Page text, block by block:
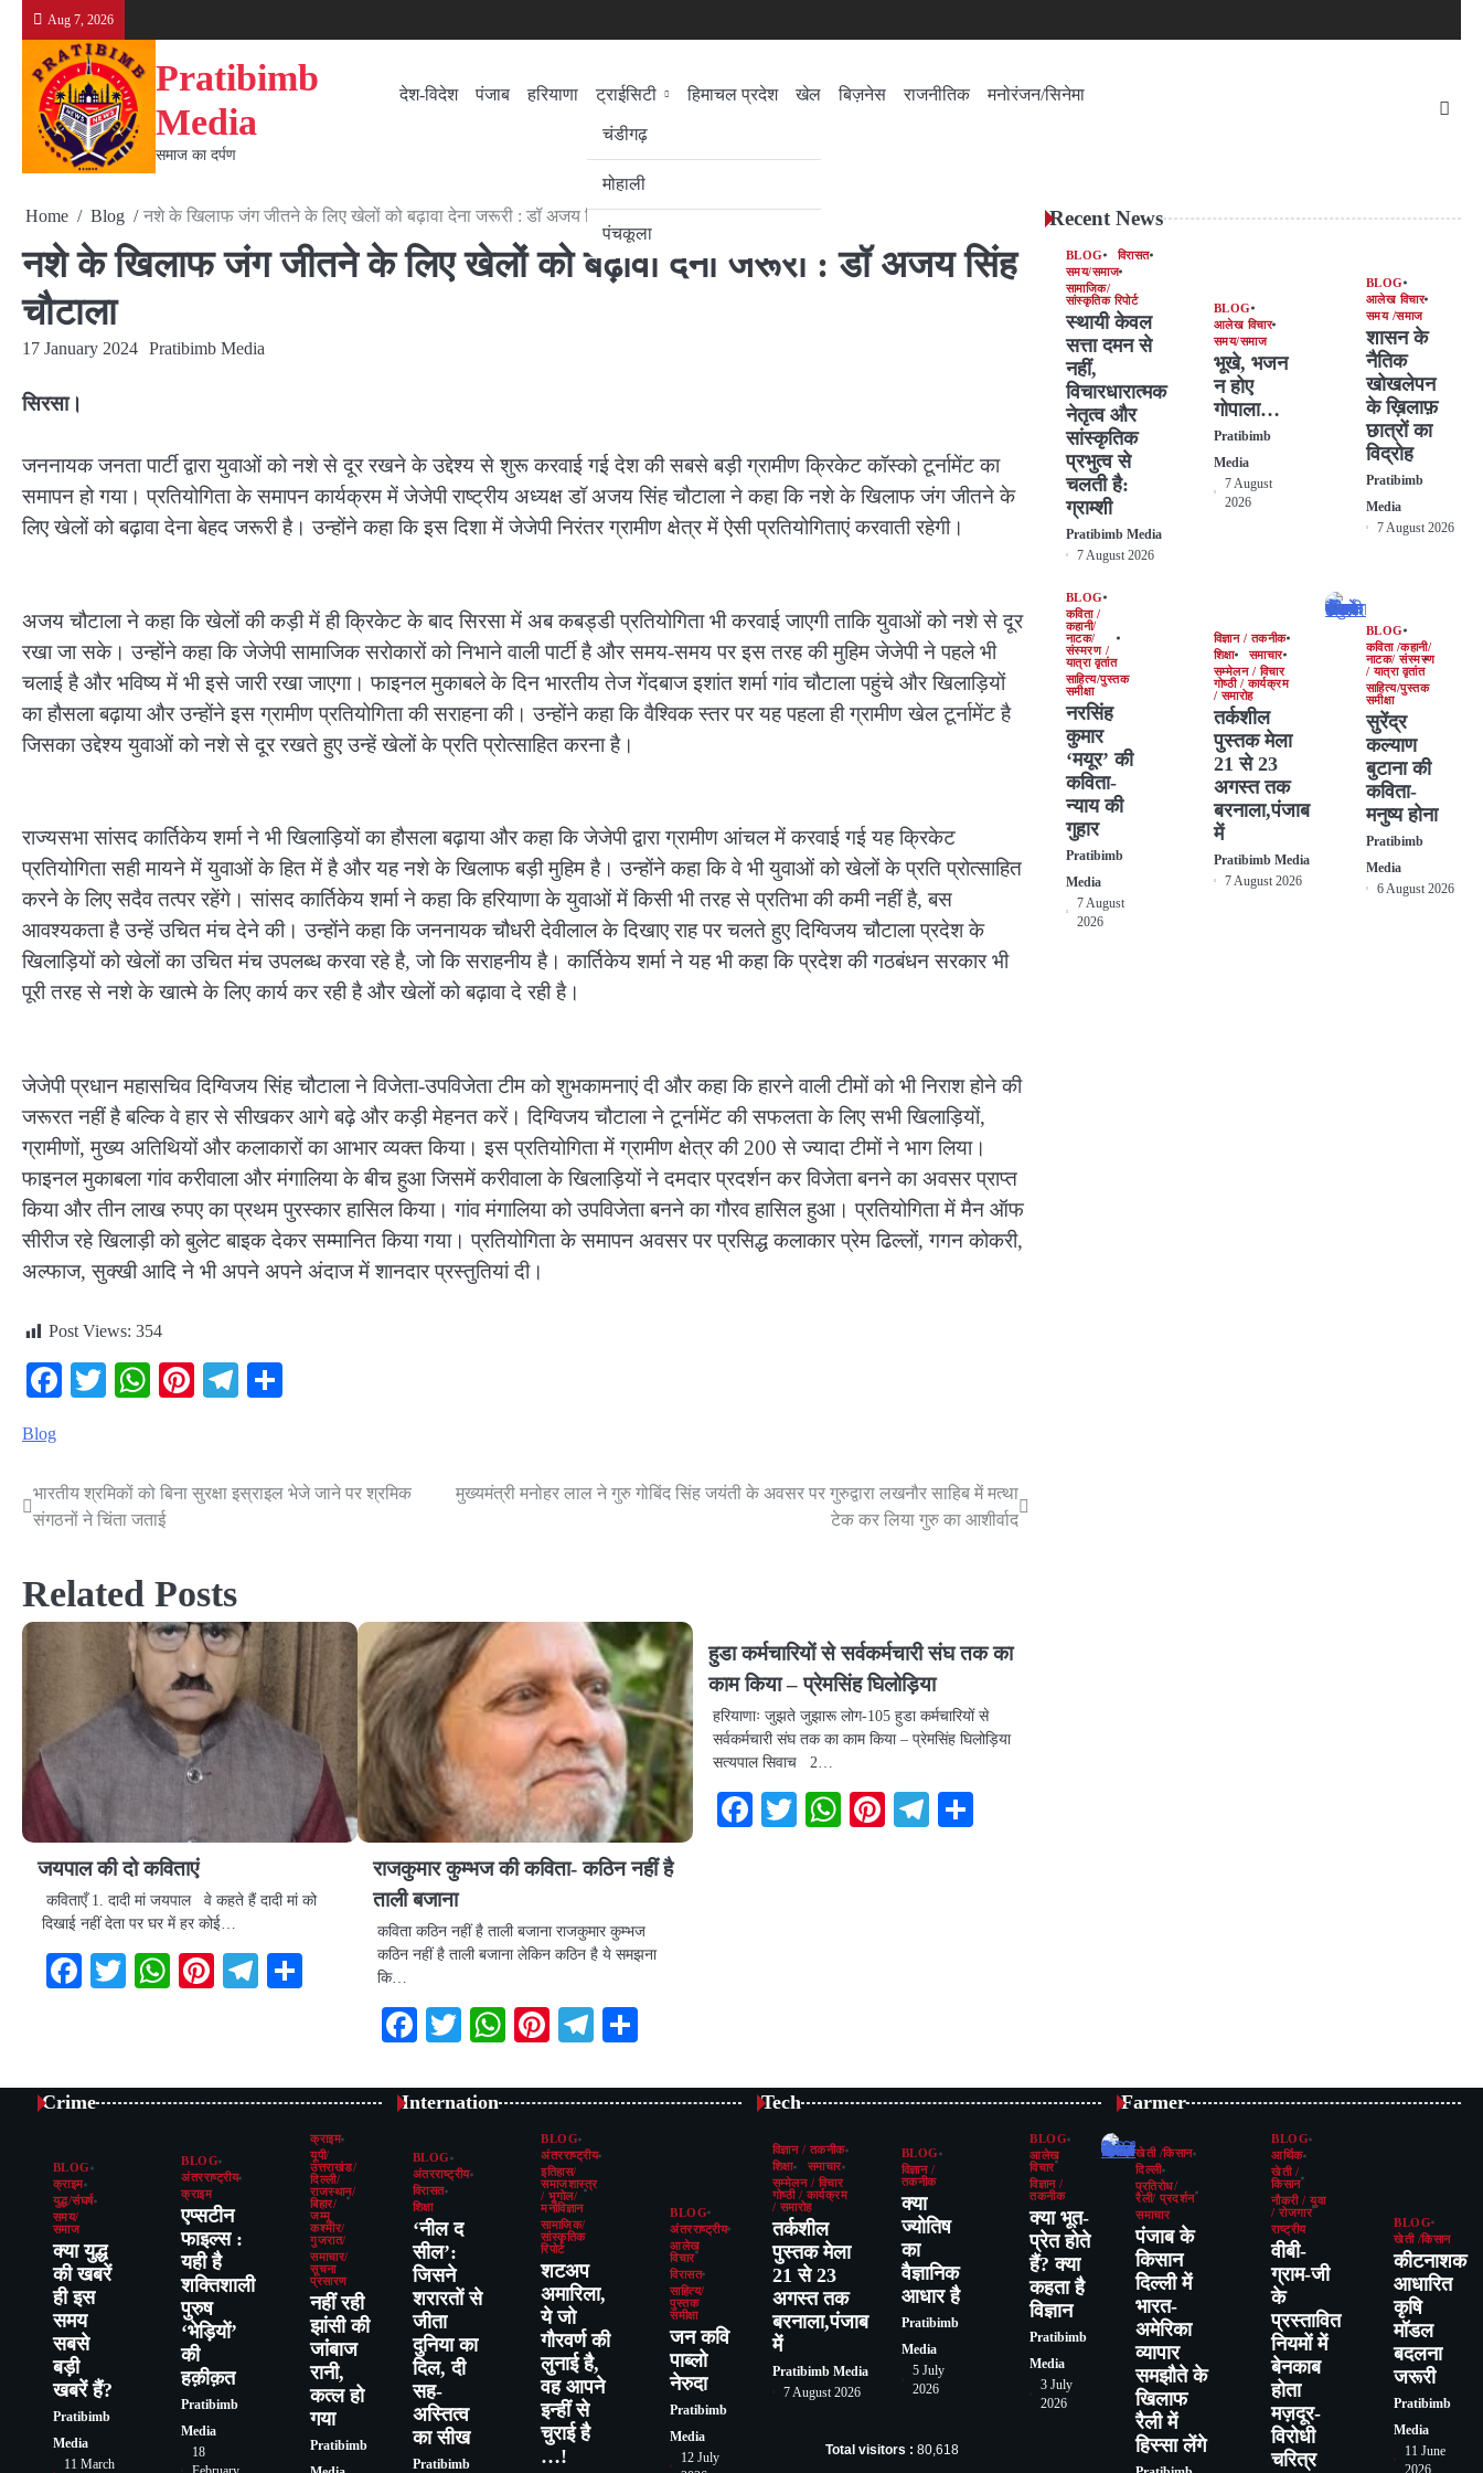
content
Aug 7, 2026
Pratibimb
Media
समाज का दर्पण
देश-विदेश पंजाब हरियाणा
ट्राईसिटी
चंडीगढ़
मोहाली
पंचकूला
हिमाचल प्रदेश खेल बिज़नेस राजनीतिक
मनोरंजन/सिनेमा
Home Blog नशे के खिलाफ जंग जीतने के लिए खेलों को बढ़ावा देना जरूरी : डॉ अजय सिंह चौटाला
नशे के खिलाफ जंग जीतने के लिए खेलों को बढ़ावा देना जरूरी : डॉ अजय सिंह
चौटाला
17 January 2024 Pratibimb Media
सिरसा।
जननायक जनता पार्टी द्वारा युवाओं को नशे से दूर रखने के उद्देश्य से शुरू करवाई गई देश की सबसे बड़ी ग्रामीण क्रिकेट कॉस्को टूर्नामेंट का
समापन हो गया। प्रतियोगिता के समापन कार्यक्रम में जेजेपी राष्ट्रीय अध्यक्ष डॉ अजय सिंह चौटाला ने कहा कि नशे के खिलाफ जंग जीतने के
लिए खेलों को बढ़ावा देना बेहद जरूरी है। उन्होंने कहा कि इस दिशा में जेजेपी निरंतर ग्रामीण क्षेत्र में ऐसी प्रतियोगिताएं करवाती रहेगी।
अजय चौटाला ने कहा कि खेलों की कड़ी में ही क्रिकेट के बाद सिरसा में अब कबड्डी प्रतियोगिता भी करवाई जाएगी ताकि युवाओं को नशे से दूर
रखा जा सके। उन्होंने कहा कि जेजेपी सामाजिक सरोकारों को निभाने वाली पार्टी है और समय-समय पर इस तरह की मुहिम जेजेपी ने पहले भी
चलाई है और भविष्य में भी इसे जारी रखा जाएगा। फाइनल मुकाबले के दिन भारतीय तेज गेंदबाज इशांत शर्मा गांव चौटाला पहुंचे और खिलाड़ियों
का हौसला बढ़ाया और उन्होंने इस ग्रामीण प्रतियोगिता की सराहना की। उन्होंने कहा कि वैश्विक स्तर पर यह पहला ही ग्रामीण खेल टूर्नामेंट है
जिसका उद्देश्य युवाओं को नशे से दूर रखते हुए उन्हें खेलों के प्रति प्रोत्साहित करना है।
राज्यसभा सांसद कार्तिकेय शर्मा ने भी खिलाड़ियों का हौसला बढ़ाया और कहा कि जेजेपी द्वारा ग्रामीण आंचल में करवाई गई यह क्रिकेट
प्रतियोगिता सही मायने में युवाओं के हित में है और यह नशे के खिलाफ बड़ी मुहिम है। उन्होंने कहा कि वे भी युवाओं को खेलों के प्रति प्रोत्साहित
करने के लिए सदैव तत्पर रहेंगे। सांसद कार्तिकेय शर्मा ने कहा कि हरियाणा के युवाओं में किसी भी तरह से प्रतिभा की कमी नहीं है, बस
आवश्यकता है उन्हें उचित मंच देने की। उन्होंने कहा कि जननायक चौधरी देवीलाल के दिखाए राह पर चलते हुए दिग्विजय चौटाला प्रदेश के
खिलाड़ियों को खेलों का उचित मंच उपलब्ध करवा रहे है, जो कि सराहनीय है। कार्तिकेय शर्मा ने यह भी कहा कि प्रदेश की गठबंधन सरकार भी
पूरी तरह से नशे के खात्मे के लिए कार्य कर रही है और खेलों को बढ़ावा दे रही है।
जेजेपी प्रधान महासचिव दिग्विजय सिंह चौटाला ने विजेता-उपविजेता टीम को शुभकामनाएं दी और कहा कि हारने वाली टीमों को भी निराश होने की
जरूरत नहीं है बल्कि वे हार से सीखकर आगे बढ़े और कड़ी मेहनत करें। दिग्विजय चौटाला ने टूर्नामेंट की सफलता के लिए सभी खिलाड़ियों,
ग्रामीणों, मुख्य अतिथियों और कलाकारों का आभार व्यक्त किया। इस प्रतियोगिता में ग्रामीण क्षेत्र की 200 से ज्यादा टीमों ने भाग लिया।
फाइनल मुकाबला गांव करीवाला और मंगालिया के बीच हुआ जिसमें करीवाला के खिलाड़ियों ने दमदार प्रदर्शन कर विजेता बनने का अवसर प्राप्त
किया और तीन लाख रुपए का प्रथम पुरस्कार हासिल किया। गांव मंगालिया को उपविजेता बनने का गौरव हासिल हुआ। प्रतियोगिता में मैन ऑफ
सीरीज रहे खिलाड़ी को बुलेट बाइक देकर सम्मानित किया गया। प्रतियोगिता के समापन अवसर पर प्रसिद्ध कलाकार प्रेम ढिल्लों, गगन कोकरी,
अल्फाज, सुक्खी आदि ने भी अपने अपने अंदाज में शानदार प्रस्तुतियां दी।
Post Views: 354
Facebook
TwitterWhatsApp
PinterestTelegram
Blog
Post
भारतीय श्रमिकों को बिना सुरक्षा इस्राइल भेजे जाने पर श्रमिक
संगठनों ने चिंता जताई
मुख्यमंत्री मनोहर लाल ने गुरु गोबिंद सिंह जयंती के अवसर पर गुरुद्वारा लखनौर साहिब में मत्था
टेक कर लिया गुरु का आशीर्वाद
Related Posts
जयपाल की दो कविताएं
कविताएँ 1. दादी मां जयपाल वे कहते हैं दादी मां को
दिखाई नहीं देता पर घर में हर कोई…
Facebook
TwitterWhatsApp
PinterestTelegram
Share
राजकुमार कुम्भज की कविता- कठिन नहीं है
ताली बजाना
कविता कठिन नहीं है ताली बजाना राजकुमार कुम्भज
कठिन नहीं है ताली बजाना लेकिन कठिन है ये समझना
कि…
Facebook
TwitterWhatsApp
PinterestTelegram
हुडा कर्मचारियों से सर्वकर्मचारी संघ तक का
काम किया – प्रेमसिंह घिलोड़िया
हरियाणाः जुझते जुझारू लोग-105 हुडा कर्मचारियों से
सर्वकर्मचारी संघ तक का काम किया – प्रेमसिंह घिलोड़िया
सत्यपाल सिवाच 2…
Facebook
TwitterWhatsApp
PinterestTelegram
Recent News
BLOG
विरासत
समय/समाज
सामाजिक/
सांस्कृतिक रिपोर्ट
स्थायी केवल
सत्ता दमन से
नहीं,
विचारधारात्मक
नेतृत्व और
सांस्कृतिक
प्रभुत्व से
चलती है:
ग्राम्शी
Pratibimb Media
7 August 2026
BLOG
आलेख विचार
समय/समाज
भूखे, भजन
न होए
गोपाला…
Pratibimb
Media
7 August
2026
BLOG
आलेख विचार
समय /समाज
शासन के
नैतिक
खोखलेपन
के ख़िलाफ़
छात्रों का
विद्रोह
Pratibimb
Media
7 August 2026
BLOG
कविता /
कहानी/
नाटक/
संस्मरण /
यात्रा वृतांत
साहित्य/पुस्तक
समीक्षा
नरसिंह
कुमार
‘मयूर’ की
कविता-
न्याय की
गुहार
Pratibimb
Media
7 August
2026
विज्ञान / तकनीक
शिक्षा
समाचार
सम्मेलन / विचार
गोष्ठी / कार्यक्रम
/ समारोह
तर्कशील
पुस्तक मेला
21 से 23
अगस्त तक
बरनाला,पंजाब
में
Pratibimb Media
7 August 2026
BLOG
कविता /कहानी/
नाटक/ संस्मरण
/ यात्रा वृतांत
साहित्य/पुस्तक
समीक्षा
सुरेंद्र
कल्याण
बुटाना की
कविता-
मनुष्य होना
Pratibimb
Media
6 August 2026
Crime
BLOG
क्राइम
युद्ध/संघर्ष
समय/
समाज
क्या युद्ध
की खबरें
ही इस
समय
सबसे
बड़ी
खबरें हैं?
Pratibimb
Media
11 March
BLOG
अंतरराष्ट्रीय
क्राइम
एप्सटीन
फाइल्स :
यही है
शक्तिशाली
पुरुष
‘भेड़ियों’
की
हक़ीक़त
Pratibimb
Media
18
क्राइम
यूपी/
उत्तराखंड/
दिल्ली/
राजस्थान/
बिहार/
जम्मू
कश्मीर/
गुजरात/
समाचार/
सूचना
प्रसारण
नहीं रही
झांसी की
जांंबाज
रानी,
कत्‍ल हो
गया
Pratibimb
Internation
BLOG
अंतरराष्ट्रीय
विरासत
शिक्षा
‘नील द
सील’:
जिसने
शरारतों से
जीता
दुनिया का
दिल, दी
सह-
अस्तित्व
का सीख
Pratibimb
BLOG
अंतरराष्ट्रीय
इतिहास/
समाजशास्त्र
/ भूगोल/
मनोविज्ञान
सामाजिक/
सांस्कृतिक
रिपोर्ट
शटअप
अमारिला,
ये जो
गौरवर्ण की
लुनाई है,
वह आपने
इन्हीं से
चुराई है
…!
BLOG
अंतरराष्ट्रीय
आलेख
विचार
विरासत
साहित्य/
पुस्तक
समीक्षा
जन कवि
पाब्लो
नेरुदा
Pratibimb
Media
12 July
Tech
विज्ञान / तकनीक
शिक्षा
समाचार
सम्मेलन / विचार
गोष्ठी / कार्यक्रम
/ समारोह
तर्कशील
पुस्तक मेला
21 से 23
अगस्त तक
बरनाला,पंजाब
में
Pratibimb Media
7 August 2026
BLOG
विज्ञान /
तकनीक
क्या
ज्योतिष
का
वैज्ञानिक
आधार है
Pratibimb
Media
5 July
2026
BLOG
आलेख
विचार
विज्ञान /
तकनीक
क्या भूत-
प्रेत होते
हैं? क्या
कहता है
विज्ञान
Pratibimb
Media
3 July
2026
Total visitors : 80,618
Farmer
खेती /किसान
दिल्ली
प्रतिरोध/
रैली/ प्रदर्शन
समाचार
पंजाब के
किसान
दिल्ली में
भारत-
अमेरिका
व्यापार
समझौते के
खिलाफ
रैली में
हिस्सा लेंगे
BLOG
आर्थिक
खेती /
किसान
नौकरी / युवा
/ रोजगार
राष्ट्रीय
वीबी-
ग्राम-जी
के
प्रस्तावित
नियमों में
बेनकाब
होता
मज़दूर-
विरोधी
चरित्र
BLOG
खेती /किसान
कीटनाशक
आधारित
कृषि
मॉडल
बदलना
जरूरी
Pratibimb
Media
11 June